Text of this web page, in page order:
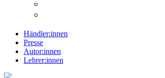
Händler:innen
Presse
Autor:innen
Lehrer:innen